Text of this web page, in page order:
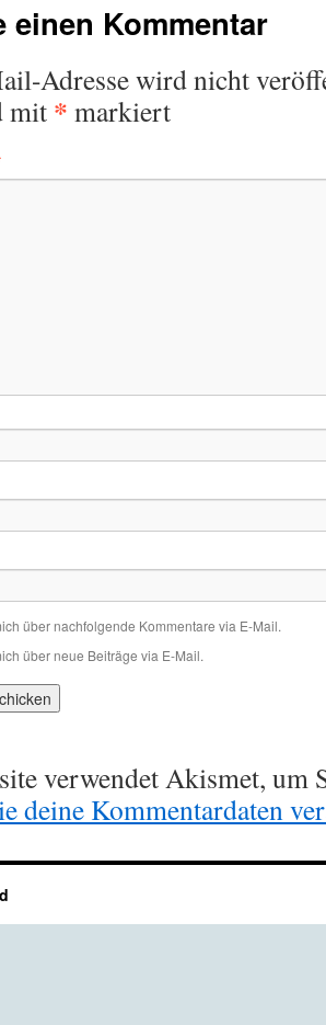
einen Kommentar
Adresse wird nicht
mit * markiert
über nachfolgende Kommentare via E-Mail.
über neue Beiträge via E-Mail.
verwendet Akismet, um
deine Kommentardaten